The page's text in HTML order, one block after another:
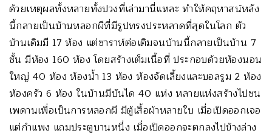
ด้วยเหตุผลทั้งหลายทั้งปวงที่เล่ามานี่แหละ ทำให้คฤหาสน์หลัง
นี้กลายเป็นบ้านหลอกผีที่มีรูปทรงประหลาดที่สุดในโลก ตัว
บ้านเดิมมี 17 ห้อง แต่ซาราห์ต่อเติมจนบ้านนี้กลายเป็นบ้าน 7
ชั้น มีห้อง 160 ห้อง โดยสร้างเต็มเนื้อที่ ประกอบด้วยห้องนอน
ใหญ่ 40 ห้อง ห้องน้ำ 13 ห้อง ห้องจัดเลี้ยงและบอลรูม 2 ห้อง
ห้องครัว 6 ห้อง ในบ้านมีบันได 40 แห่ง หลายแห่งสร้างไปชน
เพดานเพื่อเป็นการหลอกผี มีตู้เสื้อผ้าหลายใบ เมื่อเปิดออกเจอ
แต่กำแพง แถมประตูบานหนึ่ง เมื่อเปิดออกจะตกลงไปข้างล่าง